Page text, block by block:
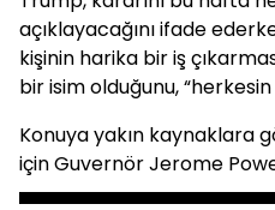
açıklayacağını ifade
kişinin harika bir iş
bir isim olduğunu,
Konuya yakın kaynaklara
için Guvernör Jerome